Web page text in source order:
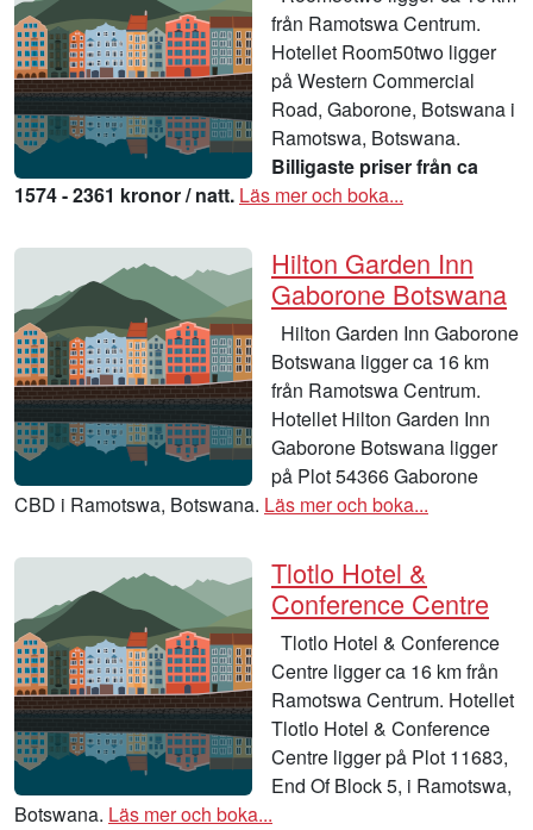
från Ramotswa Centrum.
Hotellet Room50two ligger
på Western Commercial
Road, Gaborone, Botswana i
Ramotswa, Botswana.
Billigaste priser från ca
1574 - 2361 kronor / natt. Läs mer och boka...
Hilton Garden Inn
Gaborone Botswana
Hilton Garden Inn Gaborone
Botswana ligger ca 16 km
från Ramotswa Centrum.
Hotellet Hilton Garden Inn
Gaborone Botswana ligger
på Plot 54366 Gaborone
CBD i Ramotswa, Botswana. Läs mer och boka...
Tlotlo Hotel &
Conference Centre
Tlotlo Hotel & Conference
Centre ligger ca 16 km från
Ramotswa Centrum. Hotellet
Tlotlo Hotel & Conference
Centre ligger på Plot 11683,
End Of Block 5, i Ramotswa,
Botswana. Läs mer och boka...